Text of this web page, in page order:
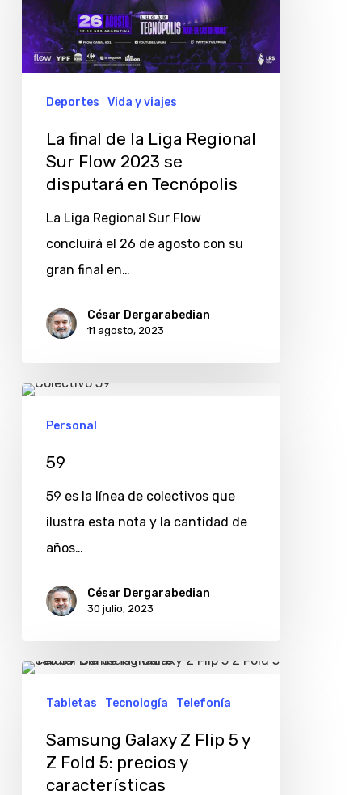
la
Liga
Regional
2023
disputará
Tecnópolis
Deportes Vida y viajes
La final de la Liga Regional
Sur Flow 2023 se
disputará en Tecnópolis
La Liga Regional Sur Flow
concluirá el 26 de agosto con su
gran final en…
César Dergarabedian
11 agosto, 2023
59
Personal
59
59 es la línea de colectivos que
ilustra esta nota y la cantidad de
años…
César Dergarabedian
30 julio, 2023
Samsung
GalaxyTabletas Tecnología Telefonía
Samsung Galaxy Z Flip 5 y
Z Fold 5: precios y
características